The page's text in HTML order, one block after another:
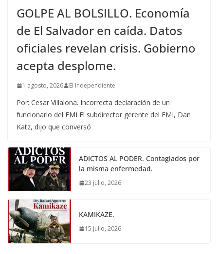
GOLPE AL BOLSILLO. Economía
de El Salvador en caída. Datos
oficiales revelan crisis. Gobierno
acepta desplome.
1 agosto, 2026 El Independiente
Por: Cesar Villalona. Incorrecta declaración de un
funcionario del FMI El subdirector gerente del FMI, Dan
Katz, dijo que conversó
ADICTOS AL PODER. Contagiados por
la misma enfermedad.
23 julio, 2026
KAMIKAZE.
15 julio, 2026